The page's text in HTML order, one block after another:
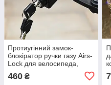
Протиугінний замок-
блокіратор ручки газу Airs-
Lock для велосипеда,
мотоцикла, з ключами
460 ₴